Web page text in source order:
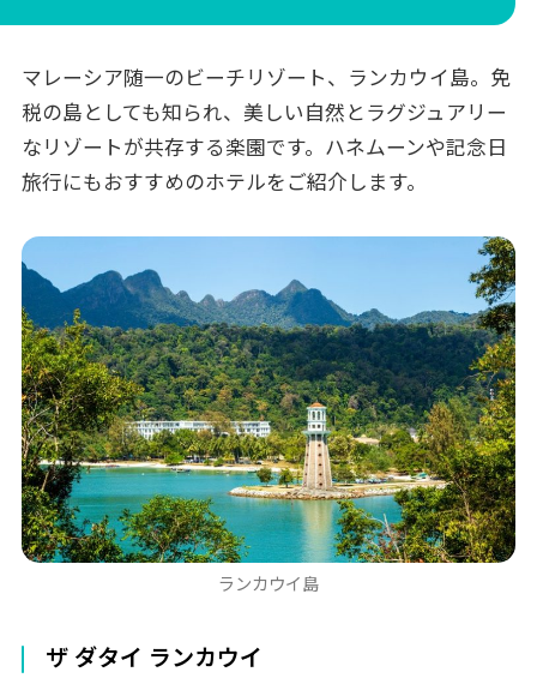
マレーシア随一のビーチリゾート、ランカウイ島。免
税の島としても知られ、美しい自然とラグジュアリー
なリゾートが共存する楽園です。ハネムーンや記念日
旅行にもおすすめのホテルをご紹介します。
ランカウイ島
ザ ダタイ ランカウイ